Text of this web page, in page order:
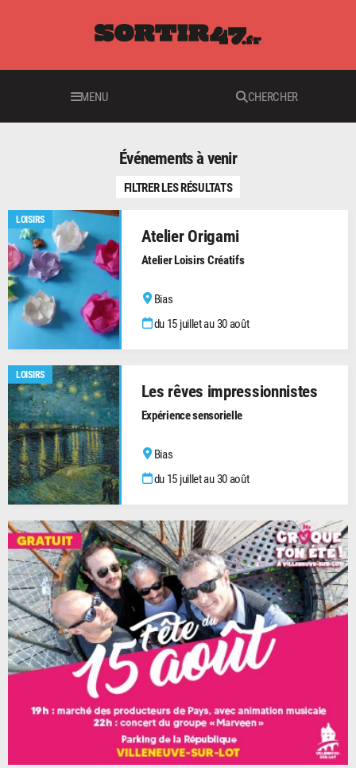
MENU CHERCHER
Événements à venir
LOISIRS
Atelier Origami
Atelier Loisirs Créatifs
Bias
du 15 juillet au 30 août
LOISIRS
Les rêves impressionnistes
Expérience sensorielle
Bias
du 15 juillet au 30 août
FILTRER LES RÉSULTATS